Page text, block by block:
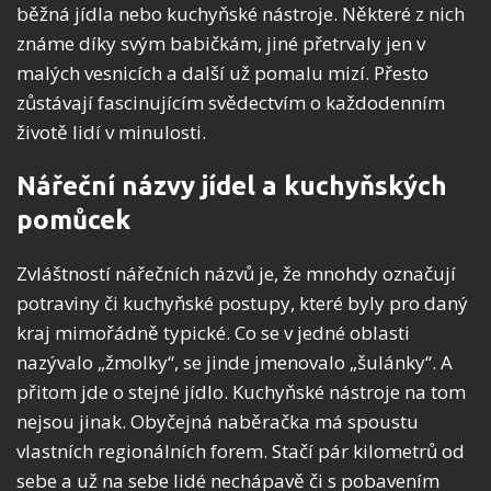
běžná jídla nebo kuchyňské nástroje. Některé z nich
známe díky svým babičkám, jiné přetrvaly jen v
malých vesnicích a další už pomalu mizí. Přesto
zůstávají fascinujícím svědectvím o každodenním
životě lidí v minulosti.
Nářeční názvy jídel a kuchyňských
pomůcek
Zvláštností nářečních názvů je, že mnohdy označují
potraviny či kuchyňské postupy, které byly pro daný
kraj mimořádně typické. Co se v jedné oblasti
nazývalo „žmolky“, se jinde jmenovalo „šulánky“. A
přitom jde o stejné jídlo. Kuchyňské nástroje na tom
nejsou jinak. Obyčejná naběračka má spoustu
vlastních regionálních forem. Stačí pár kilometrů od
sebe a už na sebe lidé nechápavě či s pobavením